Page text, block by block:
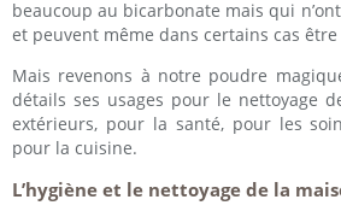
beaucoup au bicarbonate mais qui
et peuvent même dans certains cas
Mais revenons à notre poudre
détails ses usages pour le nettoyage
extérieurs, pour la santé, pour les
pour la cuisine.
L’hygiène et le nettoyage de la